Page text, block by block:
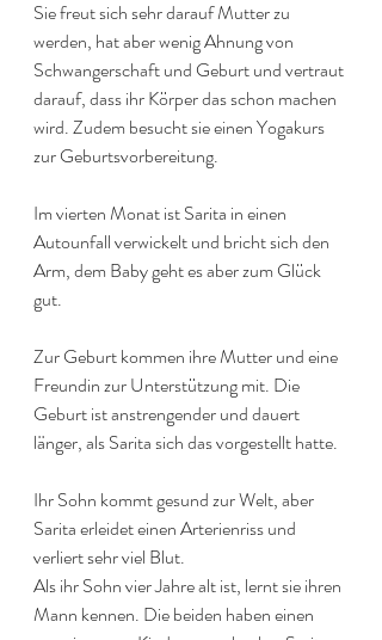
Sie freut sich sehr darauf Mutter zu
werden, hat aber wenig Ahnung von
Schwangerschaft und Geburt und vertraut
darauf, dass ihr Körper das schon machen
wird. Zudem besucht sie einen Yogakurs
zur Geburtsvorbereitung.
Im vierten Monat ist Sarita in einen
Autounfall verwickelt und bricht sich den
Arm, dem Baby geht es aber zum Glück
gut.
Zur Geburt kommen ihre Mutter und eine
Freundin zur Unterstützung mit. Die
Geburt ist anstrengender und dauert
länger, als Sarita sich das vorgestellt hatte.
Ihr Sohn kommt gesund zur Welt, aber
Sarita erleidet einen Arterienriss und
verliert sehr viel Blut.
Als ihr Sohn vier Jahre alt ist, lernt sie ihren
Mann kennen. Die beiden haben einen